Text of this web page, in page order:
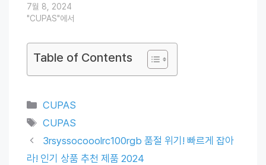
7월 8, 2024
"CUPAS"에서
Table of Contents
Categories
CUPAS
Tags
CUPAS
3rsyssocooolrc100rgb 품절 위기! 빠르게 잡아
라! 인기 상품 추천 제품 2024